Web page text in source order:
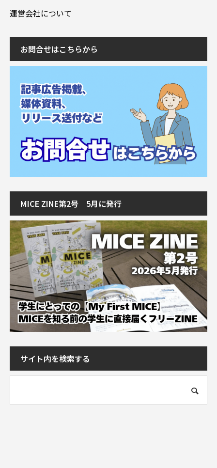
運営会社について
お問合せはこちらから
MICE ZINE第2号 5月に発行
サイト内を検索する